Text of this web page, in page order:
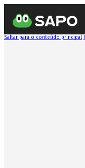
Saltar para o conteúdo principal